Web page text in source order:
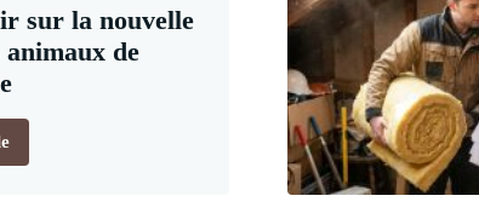
sur la nouvelle
de